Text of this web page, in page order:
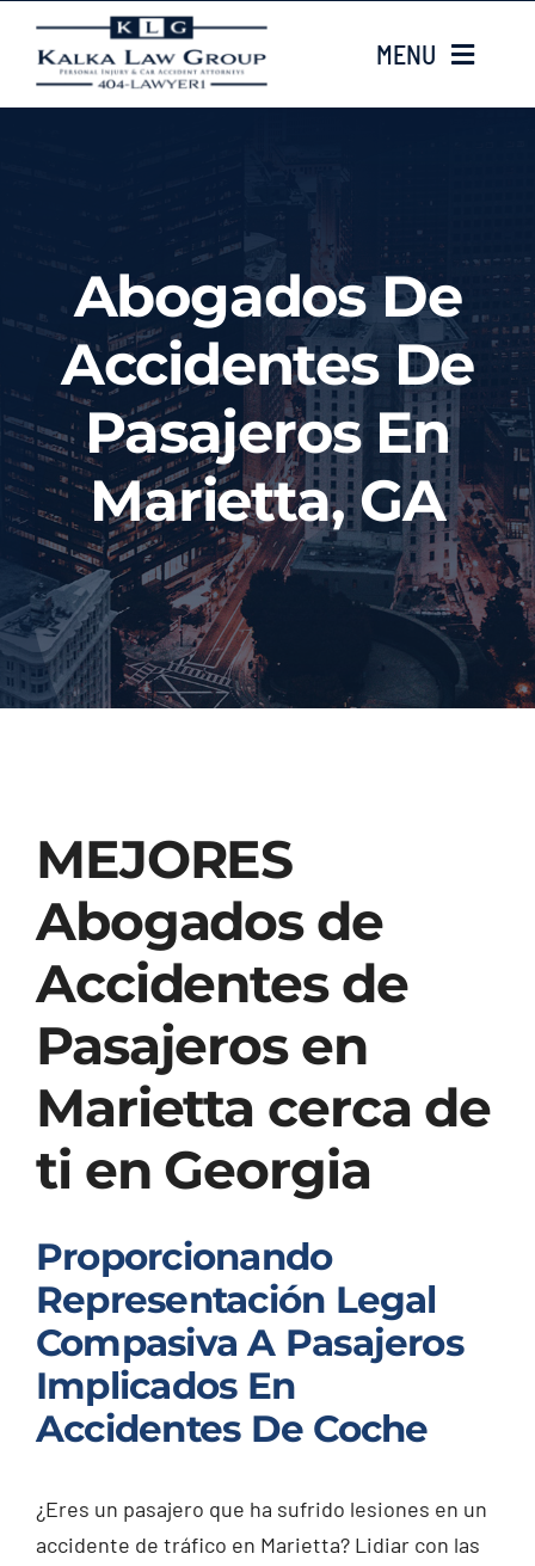
content
MENU
CASE TYPES
Case Results
LOCATIONS
Contacta con nosotros
Injured? Call
(404) 529-9371
Abogados De
Accidentes De
Pasajeros En
Marietta, GA
MEJORES
Abogadosde
Accidentes de
Pasajeros en
Marietta cerca de
ti en Georgia
Proporcionando
Representación Legal
Compasiva A Pasajeros
Implicados En
Accidentes De Coche
¿Eres un pasajero que ha sufrido lesiones en un
accidente de tráfico en Marietta? Lidiar con las